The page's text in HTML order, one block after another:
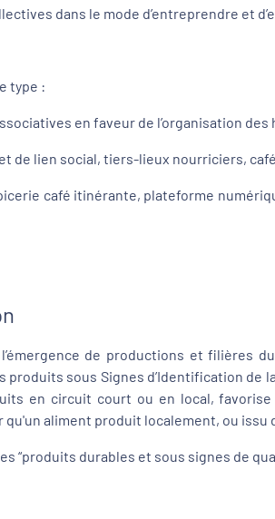
dans le mode d’entreprendre et
type :
en faveur de l’organisation
et de lien social, tiers-lieux nourriciers,
café itinérante, plateforme
de productions et filières
sous Signes d’Identification de
en circuit court ou en local,
aliment produit localement, ou
“produits durables et sous signes de